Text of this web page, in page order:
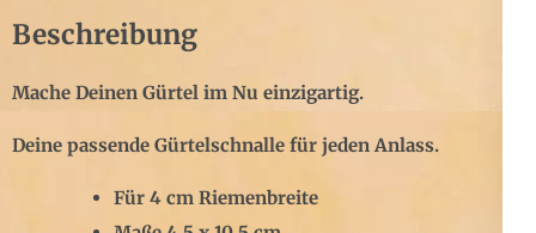
Beschreibung
Mache Deinen Gürtel im Nu einzigartig.
Deine passende Gürtelschnalle für jeden Anlass.
Für 4 cm Riemenbreite